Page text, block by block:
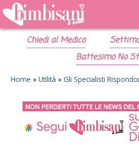
Chiedi al Medico
Battesimo No
Home » Utilità » Gli Specialisti